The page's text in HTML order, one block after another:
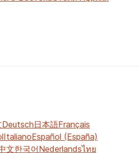
Deutsch日本語Français
ItalianoEspañol (España)
文한국어Nederlandsไทย